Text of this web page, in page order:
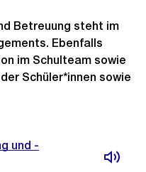
Betreuung steht im
Ebenfalls
im Schulteam sowie
Schüler*innen sowie
und -